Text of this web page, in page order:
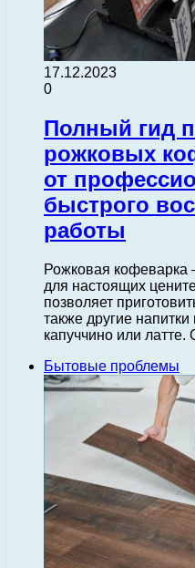
17.12.2023
0
Полный гид
рожковых
от
быстрого
работы
Рожковая кофеварка
для настоящих
позволяет
также другие напитки
капуччино или латте.
Бытовые проблемы